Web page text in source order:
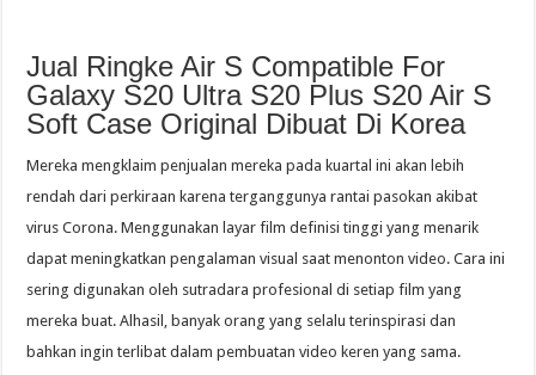
Jual Ringke Air S Compatible For
Galaxy S20 Ultra S20 Plus S20 Air S
Soft Case Original Dibuat Di Korea
Mereka mengklaim penjualan mereka pada kuartal ini akan lebih
rendah dari perkiraan karena terganggunya rantai pasokan akibat
virus Corona. Menggunakan layar film definisi tinggi yang menarik
dapat meningkatkan pengalaman visual saat menonton video. Cara ini
sering digunakan oleh sutradara profesional di setiap film yang
mereka buat. Alhasil, banyak orang yang selalu terinspirasi dan
bahkan ingin terlibat dalam pembuatan video keren yang sama.